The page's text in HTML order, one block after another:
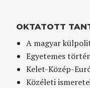
OKTATOTT
A magyar
Egyetemes
Kelet-Közép-
Közéleti